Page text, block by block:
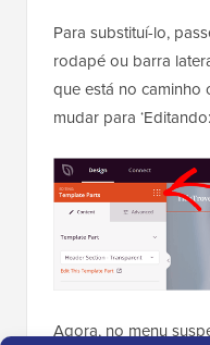
Para substituí-lo,
rodapé ou barra
que está no caminho
mudar para
Agora, no menu